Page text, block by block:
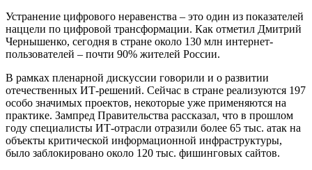
Устранение цифрового неравенства – это один из показателей
наццели по цифровой трансформации. Как отметил Дмитрий
Чернышенко, сегодня в стране около 130 млн интернет-
пользователей – почти 90% жителей России.
В рамках пленарной дискуссии говорили и о развитии
отечественных ИТ-решений. Сейчас в стране реализуются 197
особо значимых проектов, некоторые уже применяются на
практике. Зампред Правительства рассказал, что в прошлом
году специалисты ИТ-отрасли отразили более 65 тыс. атак на
объекты критической информационной инфраструктуры,
было заблокировано около 120 тыс. фишинговых сайтов.